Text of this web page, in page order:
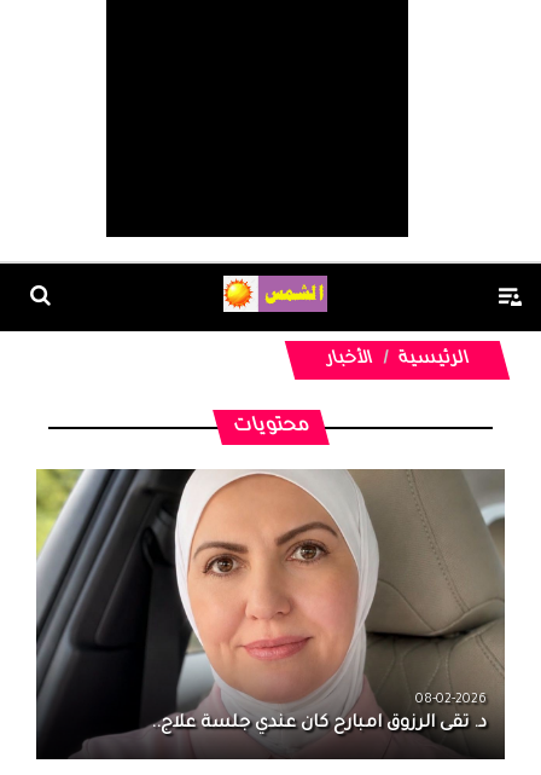
الرئيسية الأخبار
محتويات
08-02-2026
د. تقى الرزوق امبارح كان عندي جلسة علاج..